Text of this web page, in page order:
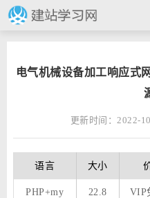
电气机械设备加工响应式
更新时间：2022-
语言 大小
PHP+my
22.8
VIP